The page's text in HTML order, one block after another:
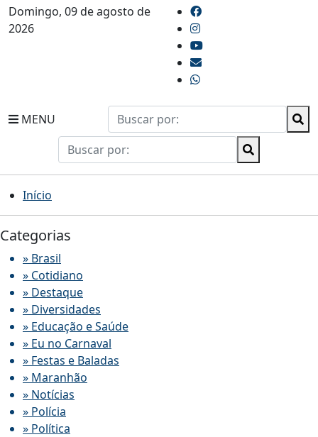
Domingo, 09 de agosto de
2026
MENU
Início
Categorias
» Brasil
» Cotidiano
» Destaque
» Diversidades
» Educação e Saúde
» Eu no Carnaval
» Festas e Baladas
» Maranhão
» Notícias
» Polícia
» Política